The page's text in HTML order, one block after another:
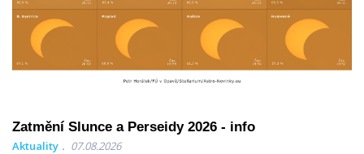
Zatmění Slunce a Perseidy 2026 - info
Aktuality 07.08.2026